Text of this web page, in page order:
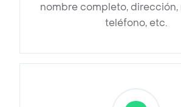
nombre completo, dirección,
teléfono, etc.